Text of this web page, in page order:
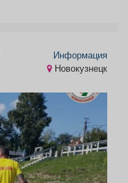
Информация
Новокузнецк